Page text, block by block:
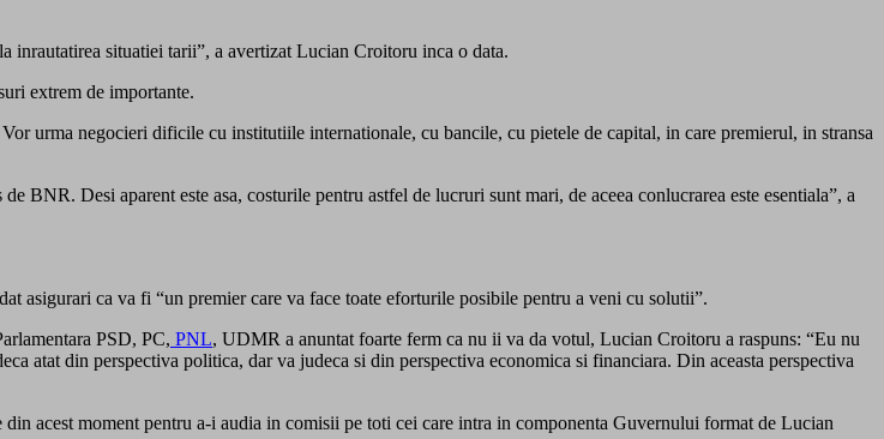
inrautatirea situatiei tarii”, a avertizat Lucian Croitoru inca o data.
extrem de importante.
urma negocieri dificile cu institutiile internationale, cu bancile, cu pietele de capital, in care premierul, in stransa
BNR. Desi aparent este asa, costurile pentru astfel de lucruri sunt mari, de aceea conlucrarea este esentiala”, a
asigurari ca va fi “un premier care va face toate eforturile posibile pentru a veni cu solutii”.
PSD, PC, PNL, UDMR a anuntat foarte ferm ca nu ii va da votul, Lucian Croitoru a raspuns: “Eu nu
atat din perspectiva politica, dar va judeca si din perspectiva economica si financiara. Din aceasta perspectiva
acest moment pentru a-i audia in comisii pe toti cei care intra in componenta Guvernului format de Lucian